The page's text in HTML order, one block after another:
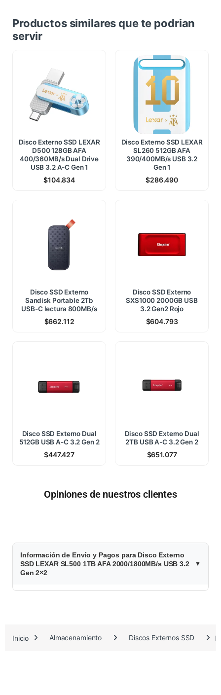
Productos similares que te podrian
servir
Disco Externo SSD LEXAR
D500 128GB AFA
400/360MB/s Dual Drive
USB 3.2 A-C Gen 1
$104.834
Disco Externo SSD LEXAR
SL260 512GB AFA
390/400MB/s USB 3.2
Gen 1
$286.490
Disco SSD Externo
Sandisk Portable 2Tb
USB-C lectura 800MB/s
$662.112
Disco SSD Externo
SXS1000 2000GB USB
3.2 Gen2 Rojo
$604.793
Disco SSD Externo Dual
512GB USB A-C 3.2 Gen 2
$447.427
Disco SSD Externo Dual
2TB USB A-C 3.2 Gen 2
$651.077
Opiniones de nuestros clientes
$
5
7
.
Información de Envío y Pagos para Disco Externo
SSD LEXAR SL500 1TB AFA 2000/1800MB/s USB 3.2
Gen 2×2
Inicio Almacenamiento Discos Externos SSD